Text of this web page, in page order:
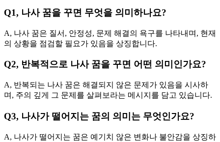
Q1, 나사 꿈을 꾸면 무엇을 의미하나요?
A, 나사 꿈은 질서, 안정성, 문제 해결의 욕구를 나타내며, 현재
의 상황을 점검할 필요가 있음을 상징합니다.
Q2, 반복적으로 나사 꿈을 꾸면 어떤 의미인가요?
A, 반복되는 나사 꿈은 해결되지 않은 문제가 있음을 시사하
며, 주의 깊게 그 문제를 살펴보라는 메시지를 담고 있습니다.
Q3, 나사가 떨어지는 꿈의 의미는 무엇인가요?
A, 나사가 떨어지는 꿈은 예기치 않은 변화나 불안감을 상징하